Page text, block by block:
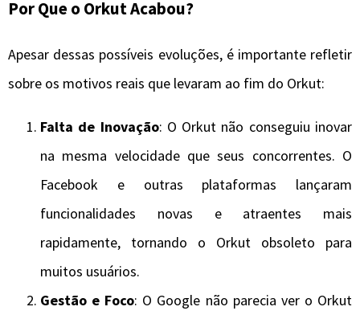
Por Que o Orkut Acabou?
Apesar dessas possíveis evoluções, é importante refletir
sobre os motivos reais que levaram ao fim do Orkut:
Falta de Inovação: O Orkut não conseguiu inovar
na mesma velocidade que seus concorrentes. O
Facebook e outras plataformas lançaram
funcionalidades novas e atraentes mais
rapidamente, tornando o Orkut obsoleto para
muitos usuários.
Gestão e Foco: O Google não parecia ver o Orkut